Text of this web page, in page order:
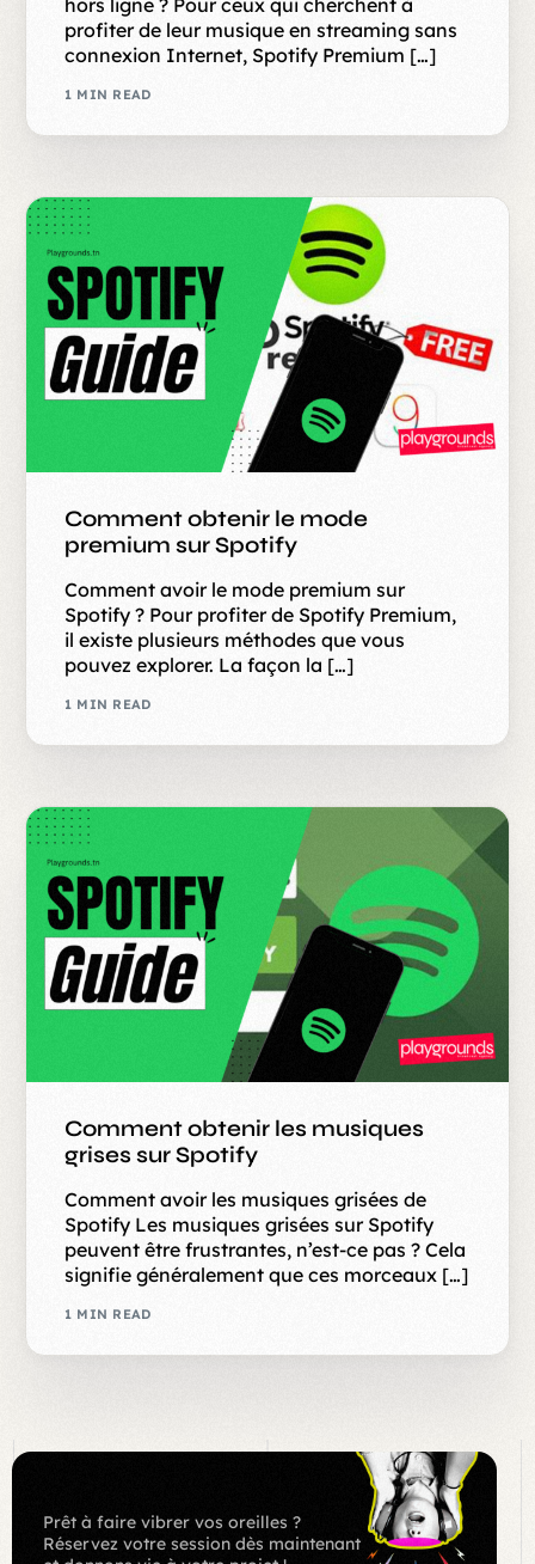
hors ligne ? Pour ceux qui cherchent à
profiter de leur musique en streaming sans
connexion Internet, Spotify Premium […]
1 MIN READ
Comment obtenir le mode
premium sur Spotify
Comment avoir le mode premium sur
Spotify ? Pour profiter de Spotify Premium,
il existe plusieurs méthodes que vous
pouvez explorer. La façon la […]
1 MIN READ
Comment obtenir les musiques
grises sur Spotify
Comment avoir les musiques grisées de
Spotify Les musiques grisées sur Spotify
peuvent être frustrantes, n’est-ce pas ? Cela
signifie généralement que ces morceaux […]
1 MIN READ
Prêt à faire vibrer vos oreilles ?
Réservez votre session dès maintenant